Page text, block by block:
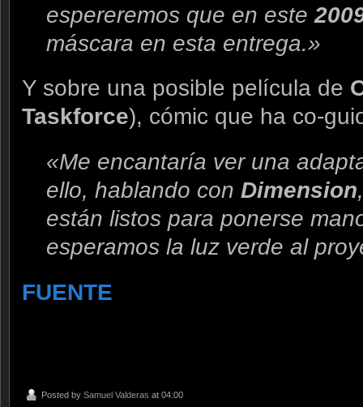
espereremos que en este
máscara en esta entrega.»
Y sobre una posible película de
Taskforce), cómic que ha co-
«Me encantaría ver una
ello, hablando con Dimension
están listos para ponerse
esperamos la luz verde al
FUENTE
Posted by Samuel Valderas at 04:00